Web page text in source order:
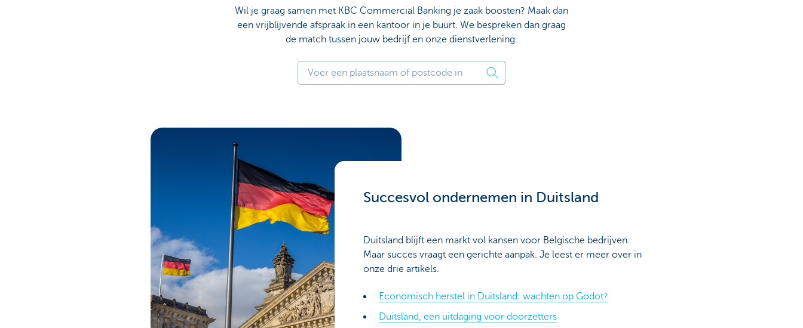
Wil je graag samen met KBC Commercial Banking je zaak boosten? Maak dan
een vrijblijvende afspraak in een kantoor in je buurt. We bespreken dan graag
de match tussen jouw bedrijf en onze dienstverlening.
Succesvol ondernemen in Duitsland
Duitsland blijft een markt vol kansen voor Belgische bedrijven.
Maar succes vraagt een gerichte aanpak. Je leest er meer over in
onze drie artikels.
Economisch herstel in Duitsland: wachten op Godot?
Duitsland, een uitdaging voor doorzetters